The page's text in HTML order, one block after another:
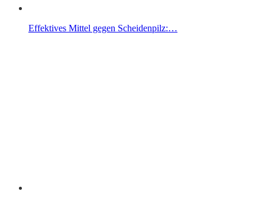
Effektives Mittel gegen Scheidenpilz:…